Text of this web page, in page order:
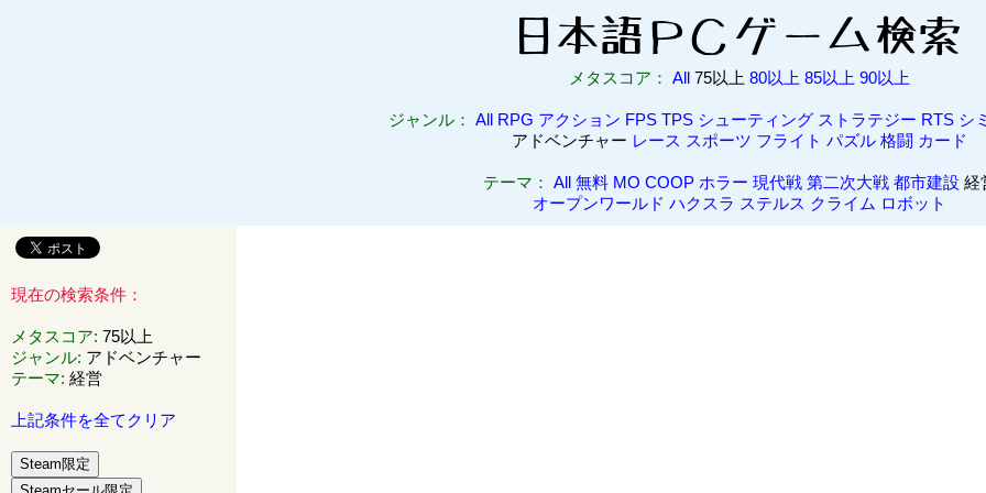
メタスコア： All 75以上 80以上 85以上 90以上
ジャンル： All RPG アクション FPS TPS シューティング ストラテジー RTS シ
アドベンチャー レース スポーツ フライト パズル 格闘 カード
テーマ： All 無料 MO COOP ホラー 現代戦 第二次大戦 都市建設経
オープンワールド ハクスラ ステルス クライム ロボット
現在の検索条件：
メタスコア: 75以上
ジャンル: アドベンチャー
テーマ: 経営
上記条件を全てクリア